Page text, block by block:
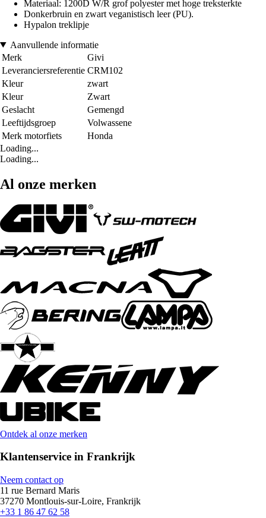
Materiaal: 1200D W/R grof polyester met hoge treksterkte
Donkerbruin en zwart veganistisch leer (PU).
Hypalon treklipje
Aanvullende informatie
Merk
Givi
Leveranciersreferentie CRM102
Kleur
zwart
Kleur
Zwart
Geslacht
Gemengd
Leeftijdsgroep
Volwassene
Merk motorfiets
Honda
Loading...
Loading...
Al onze merken
Ontdek al onze merken
Klantenservice in Frankrijk
Neem contact op
11 rue Bernard Maris
37270 Montlouis-sur-Loire, Frankrijk
+33 1 86 47 62 58